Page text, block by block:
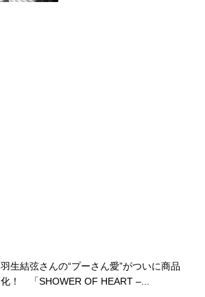
羽生結弦さんの“プーさん愛”がついに商品
化！ 「SHOWER OF HEART –...